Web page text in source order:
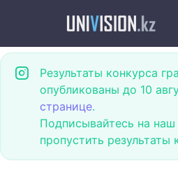
Результаты конкурса
опубликованы до 10
странице.
Подписывайтесь на наш
пропустить результаты